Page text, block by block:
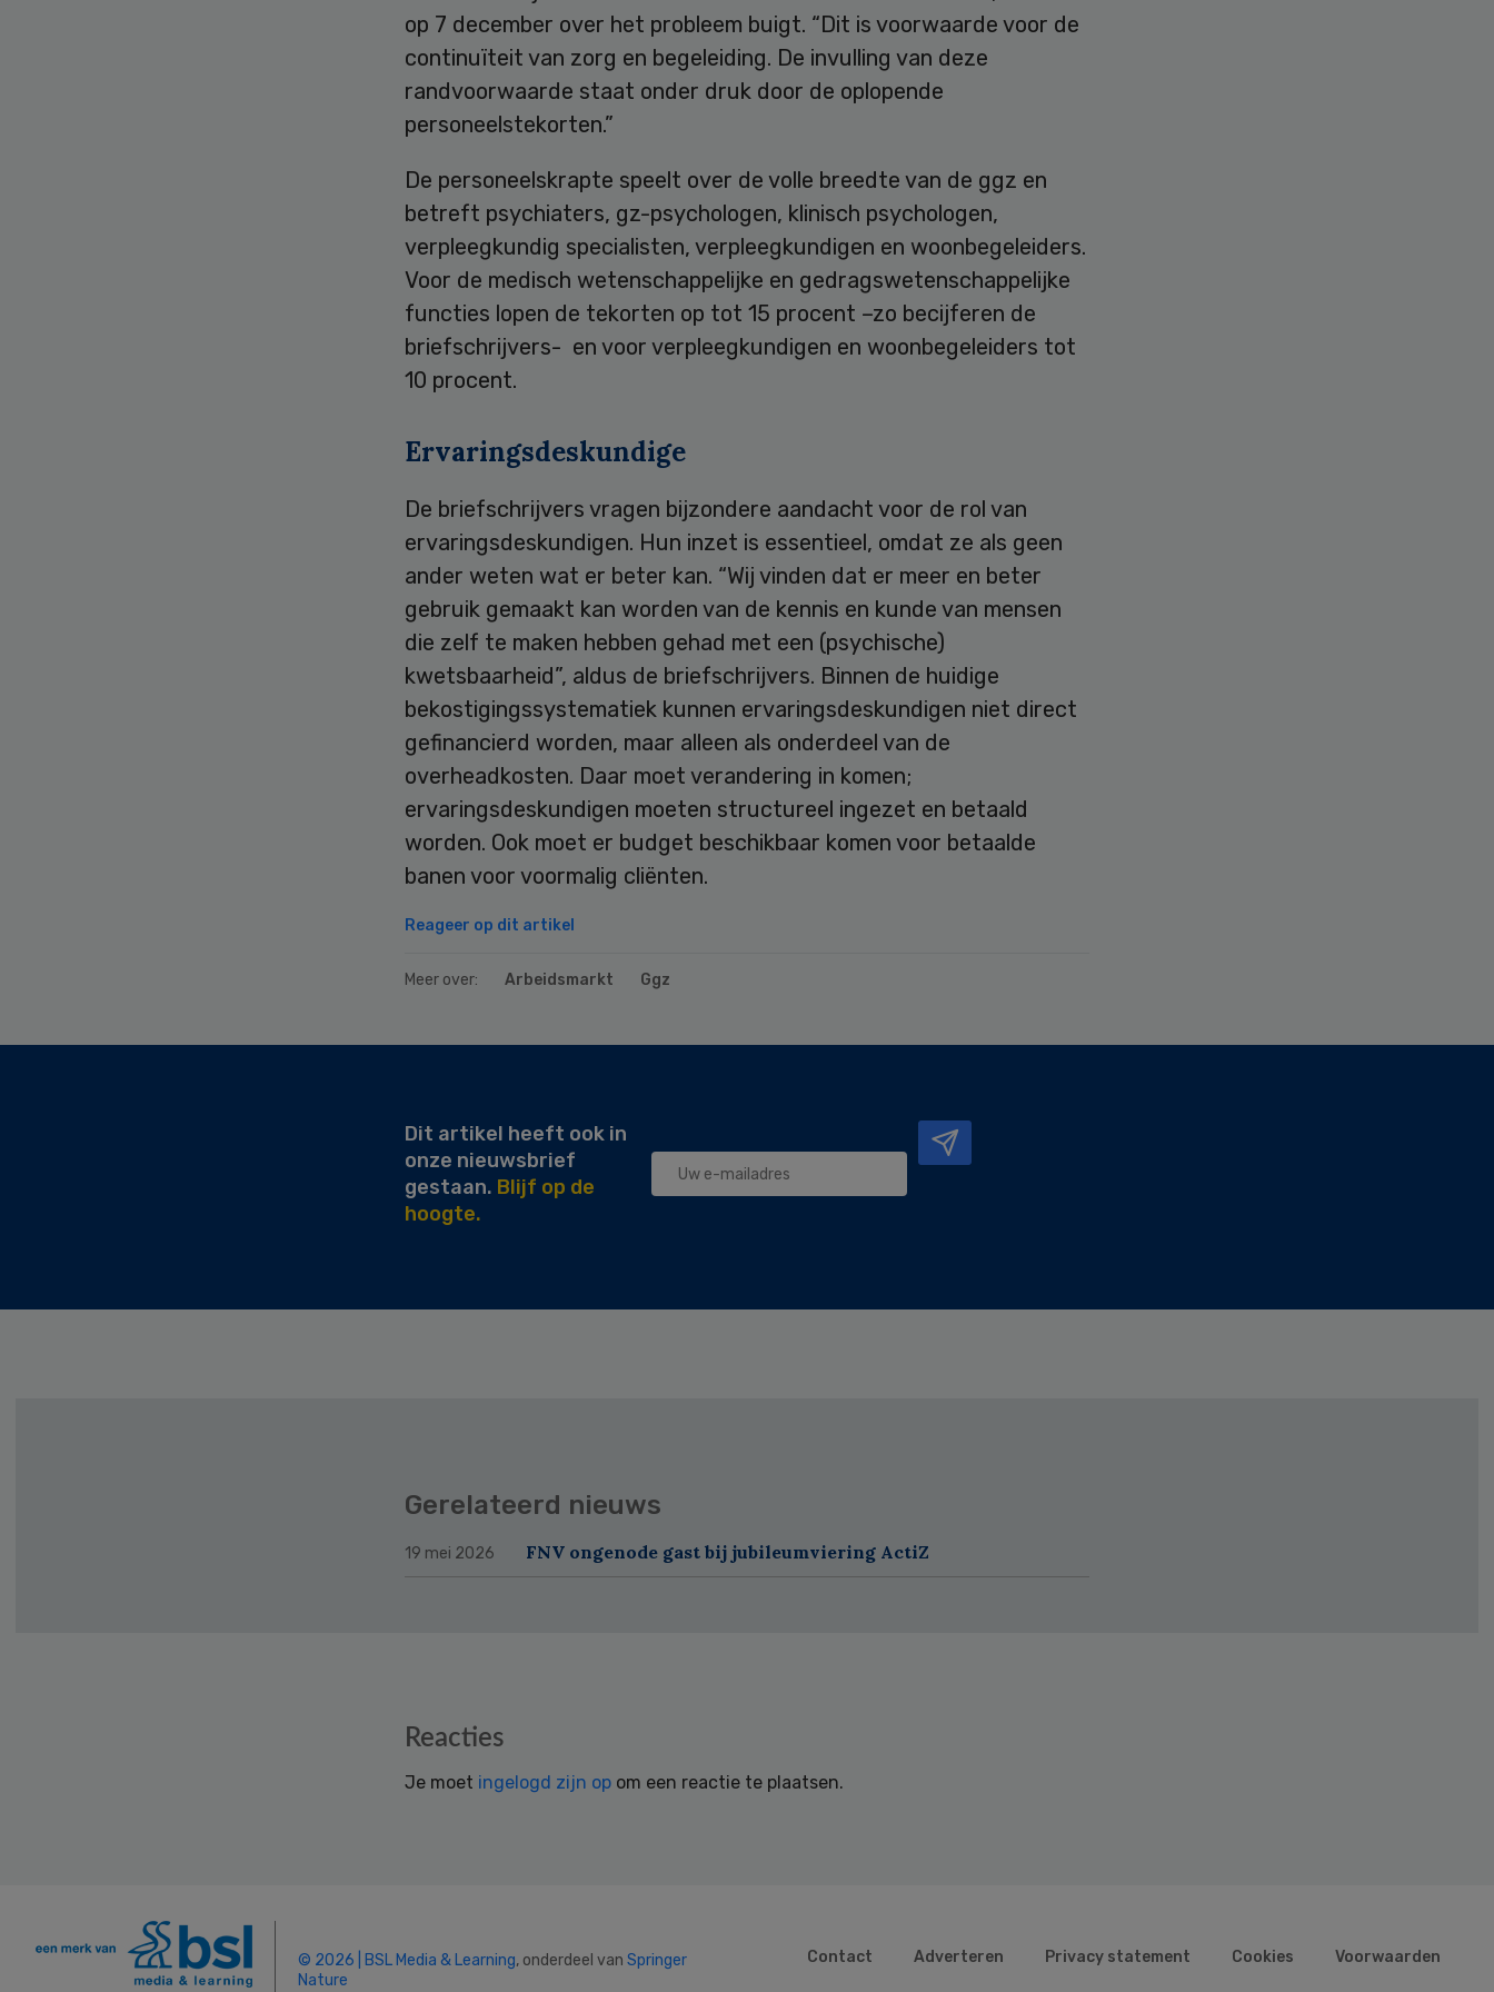
op 7 december over het probleem buigt. “Dit is voorwaarde voor de
continuïteit van zorg en begeleiding. De invulling van deze
randvoorwaarde staat onder druk door de oplopende
personeelstekorten.”
De personeelskrapte speelt over de volle breedte van de ggz en
betreft psychiaters, gz-psychologen, klinisch psychologen,
verpleegkundig specialisten, verpleegkundigen en woonbegeleiders.
Voor de medisch wetenschappelijke en gedragswetenschappelijke
functies lopen de tekorten op tot 15 procent –zo becijferen de
briefschrijvers- en voor verpleegkundigen en woonbegeleiders tot
10 procent.
Ervaringsdeskundige
De briefschrijvers vragen bijzondere aandacht voor de rol van
ervaringsdeskundigen. Hun inzet is essentieel, omdat ze als geen
ander weten wat er beter kan. “Wij vinden dat er meer en beter
gebruik gemaakt kan worden van de kennis en kunde van mensen
die zelf te maken hebben gehad met een (psychische)
kwetsbaarheid”, aldus de briefschrijvers. Binnen de huidige
bekostigingssystematiek kunnen ervaringsdeskundigen niet direct
gefinancierd worden, maar alleen als onderdeel van de
overheadkosten. Daar moet verandering in komen;
ervaringsdeskundigen moeten structureel ingezet en betaald
worden. Ook moet er budget beschikbaar komen voor betaalde
banen voor voormalig cliënten.
Reageer op dit artikel
Meer over: Arbeidsmarkt Ggz
Dit artikel heeft ook in
onze nieuwsbrief
gestaan. Blijf op de
hoogte.
Gerelateerd nieuws
19 mei 2026 FNV ongenode gast bij jubileumviering ActiZ
Reacties
Je moet ingelogd zijn op om een reactie te plaatsen.
© 2026 | BSL Media & Learning, onderdeel van Springer
Nature
Contact Adverteren Privacy statement Cookies Voorwaarden